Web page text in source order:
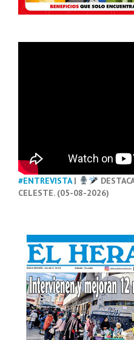
#ENTREVISTA|
CELESTE. (05-08-2026)